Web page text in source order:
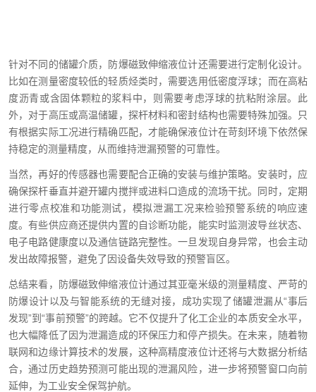
针对不同的储罐介质，防爆磁致伸缩液位计还需要进行定制化设计。
比如在测量密度较低的轻质烃类时，需要选用低密度浮球；而在高粘
度沥青或含固体颗粒的浆料中，则需要考虑浮球的抗粘附涂层。此
外，对于高压或高温储罐，探杆材料和密封结构也需要特殊加强。只
有根据实际工况进行精确匹配，才能确保液位计在苛刻环境下依然保
持稳定的测量精度，从而维持泄漏预警的可靠性。
当然，再好的传感器也需要配合正确的安装与维护策略。安装时，应
确保探杆垂直并避开罐内搅拌或进料口造成的流场干扰。同时，定期
进行零点校准和功能测试，模拟泄漏工况来检验预警系统的响应速
度。有些供应商还提供内置的自诊断功能，能实时监测波导丝状态、
电子电路健康度以及通信链路完整性。一旦发现自身异常，也会主动
发出故障报警，避免了因设备失效导致的预警盲区。
总结来看，防爆磁致伸缩液位计通过其亚毫米级的测量精度、严苛的
防爆设计以及与智能系统的无缝对接，成功实现了储罐泄漏从“事后
发现”到“事前预警”的跨越。它不仅提升了化工企业的本质安全水平，
也大幅降低了因为泄漏造成的环保压力和停产损失。在未来，随着物
联网和边缘计算技术的发展，这种高精度液位计还将与大数据分析结
合，通过历史趋势预测可能出现的泄漏风险，进一步将预警窗口向前
延伸，为工业安全保驾护航。